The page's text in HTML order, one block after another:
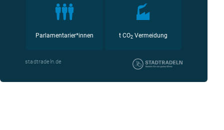
Parlamentarier*innen t CO2Vermeidung
stadtradeln.de